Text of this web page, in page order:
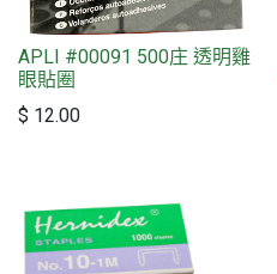
APLI #00091 500庄 透明雞
眼貼圈
$ 12.00